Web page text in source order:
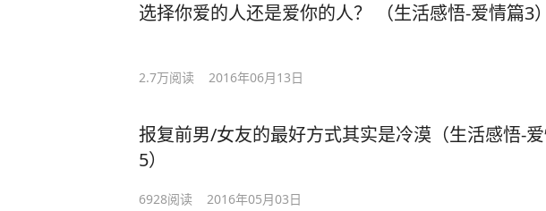
选择你爱的人还是爱你的人？ （生活感悟-爱情篇3）
2.7万阅读 2016年06月13日
报复前男/女友的最好方式其实是冷漠（生活感悟-
5）
6928阅读 2016年05月03日